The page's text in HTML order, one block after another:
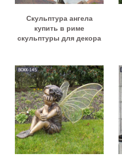
Скульптура ангела
купить в риме
скульптуры для декора